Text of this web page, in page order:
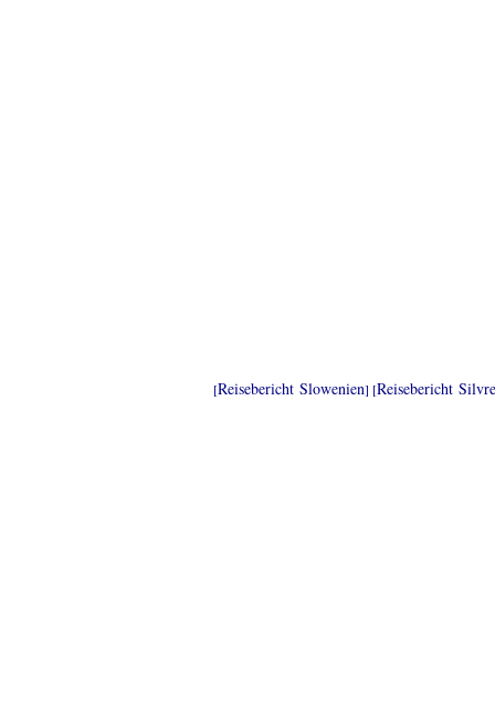
[Reisebericht Slowenien] [Reisebericht